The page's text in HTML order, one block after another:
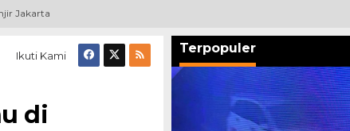
Jakarta
Ikuti Kami
di
Terpopuler